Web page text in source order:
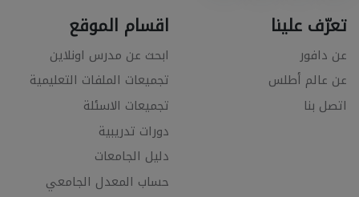
تعرّف علينا
عن دافور
عن عالم أطلس
اتصل بنا
اقسام الموقع
ابحث عن مدرس اونلاين
تجميعات الملفات التعليمية
تجميعات الاسئلة
دورات تدريبية
دليل الجامعات
حساب المعدل الجامعي